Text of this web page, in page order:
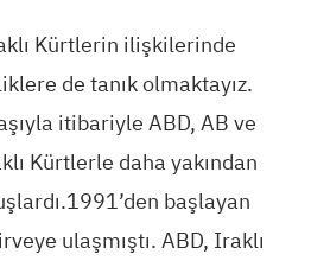
Kürtlerin ilişkilerinde
de tanık olmaktayız.
itibariyle ABD, AB ve
Kürtlerle daha yakından
başlayan
ulaşmıştı. ABD, Iraklı